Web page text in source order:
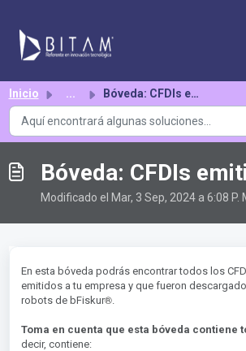
Inicio ... Bóveda: CFDIs emitidos
Bóveda: CFDIs
Modificado el Mar, 3 Sep, 2024 a 6:08 P.
En esta bóveda podrás encontrar todos los
emitidos a tu empresa y que fueron
robots de bFiskur®︎.
Toma en cuenta que esta bóveda contiene
decir, contiene: